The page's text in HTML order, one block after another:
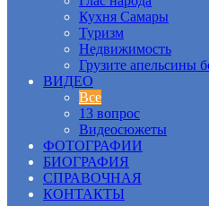
Кухня Самары
Туризм
Недвижимость
Грузите апельсины
ВИДЕО
Все
13 вопрос
Видеосюжеты
ФОТОГРАФИИ
БИОГРАФИЯ
СПРАВОЧНАЯ
КОНТАКТЫ